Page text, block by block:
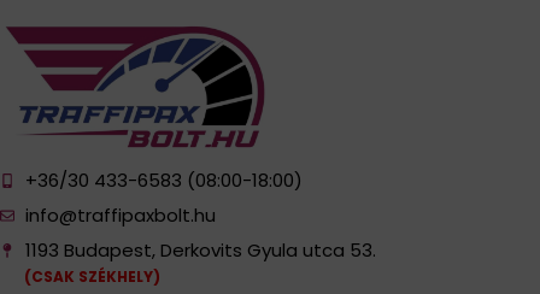
+36/30 433-6583 (08:00-18:00)
info@traffipaxbolt.hu
1193 Budapest, Derkovits Gyula utca 53.
(CSAK SZÉKHELY)